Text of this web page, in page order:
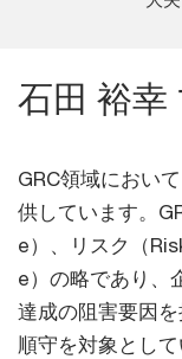
石田 裕幸
GRC領域におい
供しています。
e）、リスク（
e）の略であり、
達成の阻害要因
順守を対象として